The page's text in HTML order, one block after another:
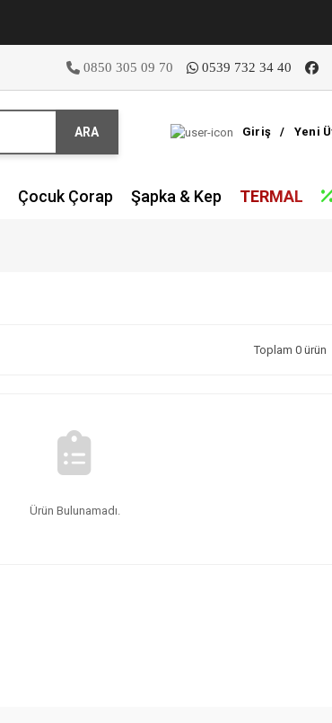
0850 305 09 70 0539 732 34 40
ARA Giriş / Yeni
Çocuk Çorap Şapka & Kep TERMAL
Toplam 0 ürün
Ürün Bulunamadı.